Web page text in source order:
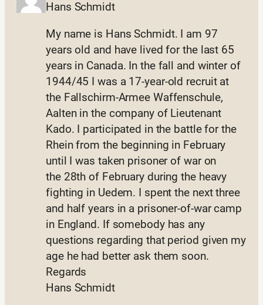
Hans Schmidt
My name is Hans Schmidt. I am 97
years old and have lived for the last 65
years in Canada. In the fall and winter of
1944/45 I was a 17-year-old recruit at
the Fallschirm-Armee Waffenschule,
Aalten in the company of Lieutenant
Kado. I participated in the battle for the
Rhein from the beginning in February
until I was taken prisoner of war on
the 28th of February during the heavy
fighting in Uedem. I spent the next three
and half years in a prisoner-of-war camp
in England. If somebody has any
questions regarding that period given my
age he had better ask them soon.
Regards
Hans Schmidt